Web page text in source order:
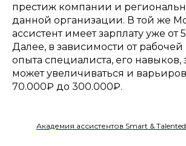
престиж компании и
данной организации. В той же
ассистент имеет зарплату уже от
Далее, в зависимости от рабочей
опыта специалиста, его навыков,
может увеличиваться и
70.000₽ до 300.000₽.
Академия ассистентов Smart & Talented